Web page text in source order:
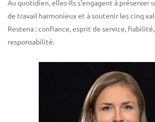
Au quotidien, elles-Ils s’engagent à préserver
de travail harmonieux et à soutenir les cinq
Restena : confiance, esprit de service,
responsabilité.